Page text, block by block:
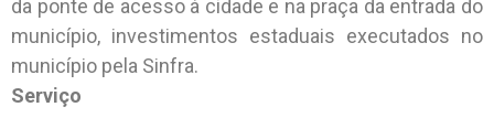
da ponte de acesso à cidade e na praça da entrada do
município, investimentos estaduais executados no
município pela Sinfra.
Serviço